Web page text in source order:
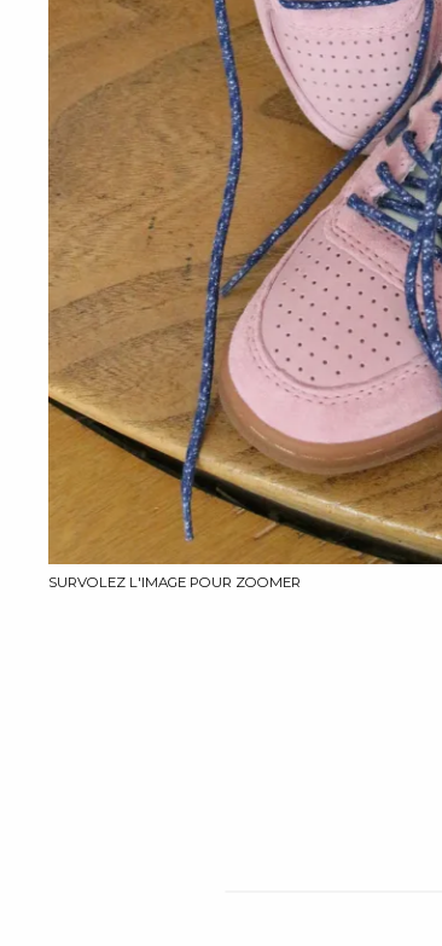
SURVOLEZ L'IMAGE POUR ZOOMER